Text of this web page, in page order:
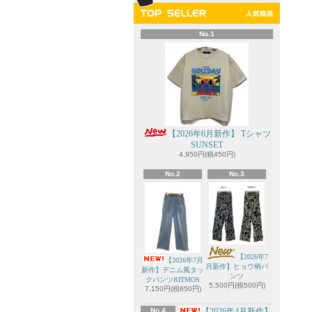
No.1
【2026年6月新作】 Tシャツ
SUNSET
4,950円(税450円)
No.2
【2026年7月
新作】デニム風タッ
クパンツRITMOS
7,150円(税650円)
No.3
【2026年7
月新作】ヒョウ柄パ
ンツ
5,500円(税500円)
No.4